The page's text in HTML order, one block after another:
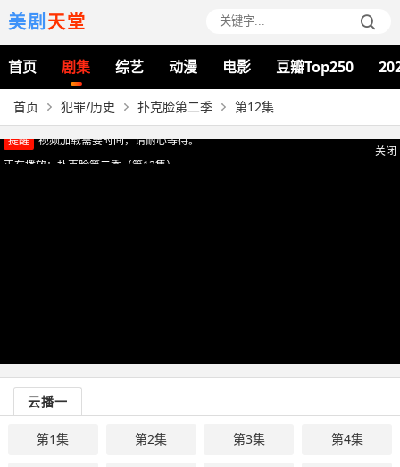
美剧天堂
首页 剧集 综艺 动漫 电影 豆瓣Top250
首页 犯罪/历史 扑克脸第二季 第12集
关闭
提醒 视频加载需要时间，请耐心等待。
正在播放：扑克脸第二季（第12集）
云播一
第1集 第2集 第3集 第4集